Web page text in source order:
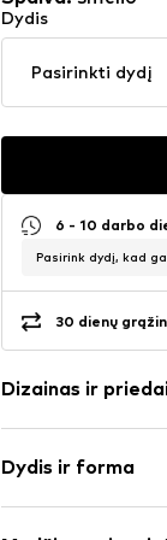
Dydis
Pasirinkti dydį
6 - 10 darbo
Pasirink dydį, kad
30 dienų
Dizainas ir
Kvadratinė
Drapiruotas /
Dygsniuotas
Dydis ir forma